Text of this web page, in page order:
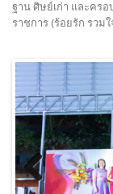
ฐาน ศิษย์เก่า และคร
ราชการ (ร้อยรัก รวม